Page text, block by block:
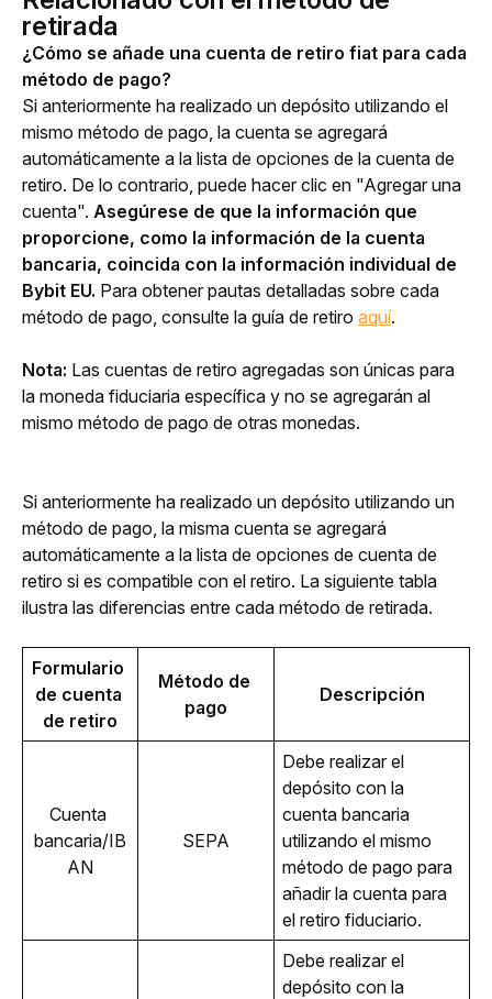
retirada
¿Cómo se añade una cuenta de retiro fiat para cada
método de pago?
Si anteriormente ha realizado un depósito utilizando el
mismo método de pago, la cuenta se agregará
automáticamente a la lista de opciones de la cuenta de
retiro. De lo contrario, puede hacer clic en "Agregar una
cuenta". Asegúrese de que la información que
proporcione, como la información de la cuenta
bancaria, coincida con la información individual de
Bybit EU. Para obtener pautas detalladas sobre cada
método de pago, consulte la guía de retiro aquí.
Nota: Las cuentas de retiro agregadas son únicas para
la moneda fiduciaria específica y no se agregarán al
mismo método de pago de otras monedas.
Si anteriormente ha realizado un depósito utilizando un
método de pago, la misma cuenta se agregará
automáticamente a la lista de opciones de cuenta de
retiro si es compatible con el retiro. La siguiente tabla
ilustra las diferencias entre cada método de retirada.
Formulario
de cuenta
de retiro
Método de
pago
Descripción
Cuenta
bancaria/IB
AN
SEPA
Debe realizar el
depósito con la
cuenta bancaria
utilizando el mismo
método de pago para
añadir la cuenta para
el retiro fiduciario.
Debe realizar el
depósito con la